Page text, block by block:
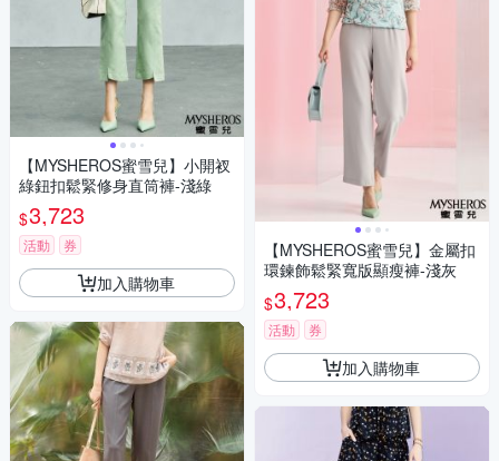
【MYSHEROS蜜雪兒】小開衩
綠鈕扣鬆緊修身直筒褲-淺綠
$3,723
活動 券
加入購物車
【MYSHEROS蜜雪兒】金屬扣
環鍊飾鬆緊寬版顯瘦褲-淺灰
$3,723
活動 券
加入購物車